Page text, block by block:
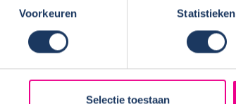
Voorkeuren Statistieken
Selectie toestaan
is erg goed. We krijgen altijd
keurig op de hoogte gehouden
ze kunnen verwachten als ze een